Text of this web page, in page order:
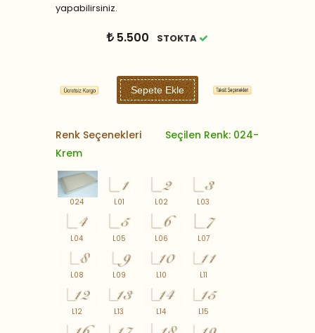
yapabilirsiniz.
5.500 STOKTA
Sepete Ekle
Renk Seçenekleri
Seçilen Renk: 024-
Krem
024 L01 L02 L03
L04 L05 L06 L07
L08 L09 L10 L11
L12 L13 L14 L15